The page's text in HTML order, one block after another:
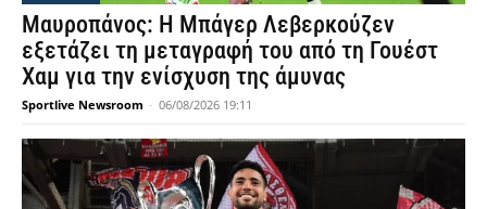
Μαυροπάνος: Η Μπάγερ Λεβερκούζεν
εξετάζει τη μεταγραφή του από τη Γουέστ
Χαμ για την ενίσχυση της άμυνας
Sportlive Newsroom - 06/08/2026 19:11